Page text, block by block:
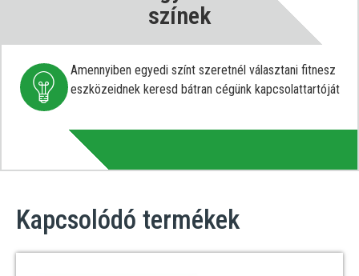
színek
Amennyiben egyedi színt szeretnél választani fitnesz
eszközeidnek keresd bátran cégünk kapcsolattartóját
Kapcsolódó termékek